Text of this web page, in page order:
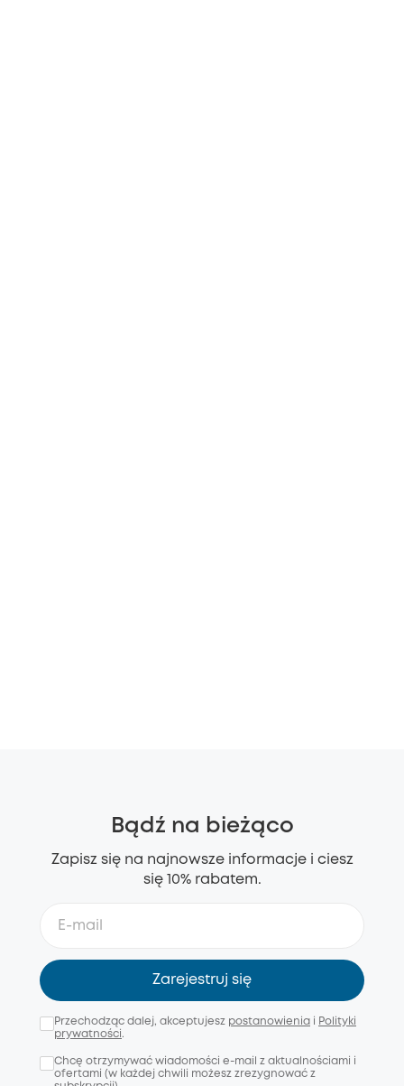
Bądź na bieżąco
Zapisz się na najnowsze informacje i ciesz
się 10% rabatem.
Zarejestruj się
Przechodząc dalej, akceptujesz postanowienia i Polityki
prywatności.
Chcę otrzymywać wiadomości e-mail z aktualnościami i
ofertami (w każdej chwili możesz zrezygnować z